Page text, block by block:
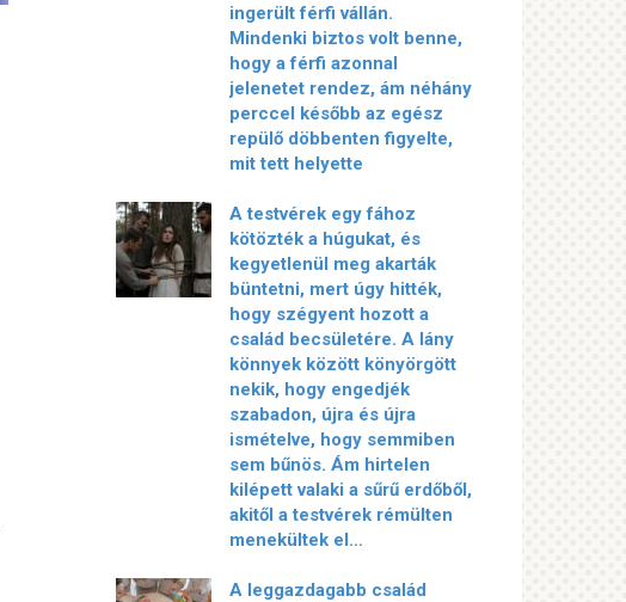
ingerült férfi vállán.
Mindenki biztos volt benne,
hogy a férfi azonnal
jelenetet rendez, ám néhány
perccel később az egész
repülő döbbenten figyelte,
mit tett helyette
A testvérek egy fához
kötözték a húgukat, és
kegyetlenül meg akarták
büntetni, mert úgy hitték,
hogy szégyent hozott a
család becsületére. A lány
könnyek között könyörgött
nekik, hogy engedjék
szabadon, újra és újra
ismételve, hogy semmiben
sem bűnös. Ám hirtelen
kilépett valaki a sűrű erdőből,
akitől a testvérek rémülten
menekültek el…
A leggazdagabb család